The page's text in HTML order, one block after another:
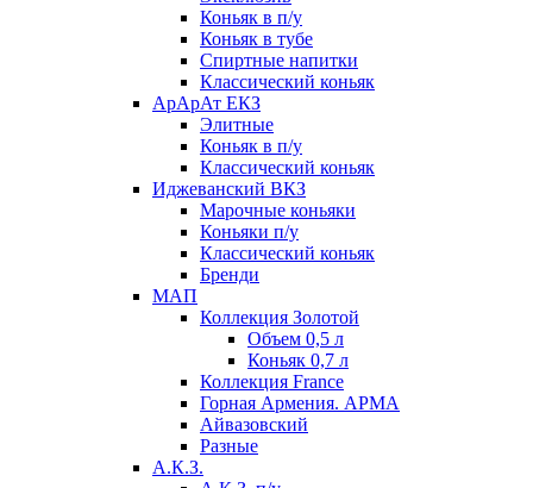
Коньяк в п/у
Коньяк в тубе
Спиртные напитки
Классический коньяк
АрАрАт ЕКЗ
Элитные
Коньяк в п/у
Классический коньяк
Иджеванский ВКЗ
Марочные коньяки
Коньяки п/у
Классический коньяк
Бренди
МАП
Коллекция Золотой
Объем 0,5 л
Коньяк 0,7 л
Коллекция France
Горная Армения. АРМА
Айвазовский
Разные
А.К.З.